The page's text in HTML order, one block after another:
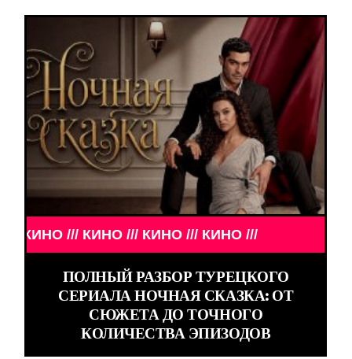
КИНО /// КИНО /// КИНО ///
ПОЛНЫЙ РАЗБОР ТУРЕЦКОГО
СЕРИАЛА НОЧНАЯ СКАЗКА: ОТ
СЮЖЕТА ДО ТОЧНОГО
КОЛИЧЕСТВА ЭПИЗОДОВ